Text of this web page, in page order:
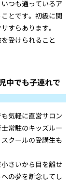
つも通っているア
とです。初級に関
すらあります。
受けられること
中でも子連れで
気軽に直営サロン
常駐のキッズルー
クールの受講生も
さいから目を離せ
の夢を断念してし